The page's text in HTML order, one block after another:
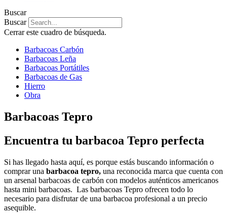
Buscar
Buscar
Cerrar este cuadro de búsqueda.
Barbacoas Carbón
Barbacoas Leña
Barbacoas Portátiles
Barbacoas de Gas
Hierro
Obra
Barbacoas Tepro
Encuentra tu barbacoa Tepro perfecta
Si has llegado hasta aquí, es porque estás buscando información o
comprar una barbacoa tepro, una reconocida marca que cuenta con
un arsenal barbacoas de carbón con modelos auténticos americanos
hasta mini barbacoas. Las barbacoas Tepro ofrecen todo lo
necesario para disfrutar de una barbacoa profesional a un precio
asequible.